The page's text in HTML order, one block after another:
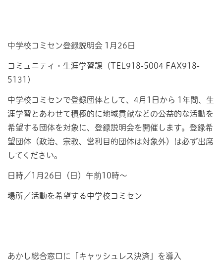
中学校コミセン登録説明会 1月26日
コミュニティ・生涯学習課（TEL918-5004 FAX918-
5131）
中学校コミセンで登録団体として、4月1日から 1年間、生
涯学習とあわせて積極的に地域貢献などの公益的な活動を
希望する団体を対象に、登録説明会を開催します。登録希
望団体（政治、宗教、営利目的団体は対象外）は必ず出席
してください。
日時／1月26日（日）午前10時～
場所／活動を希望する中学校コミセン
あかし総合窓口に「キャッシュレス決済」を導入